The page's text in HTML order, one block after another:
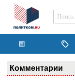
Комментарии